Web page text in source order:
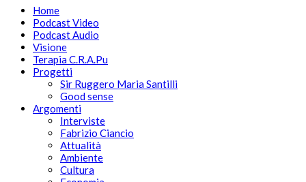
Home
Podcast Video
Podcast Audio
Visione
Terapia C.R.A.Pu
Progetti
Sir Ruggero Maria Santilli
Good sense
Argomenti
Interviste
Fabrizio Ciancio
Attualità
Ambiente
Cultura